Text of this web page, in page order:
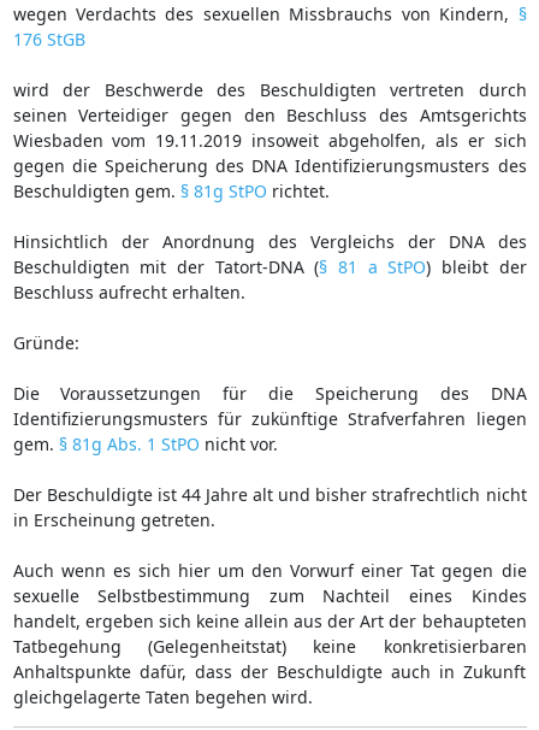
wegen Verdachts des sexuellen Missbrauchs von Kindern, §
176 StGB
wird der Beschwerde des Beschuldigten vertreten durch
seinen Verteidiger gegen den Beschluss des Amtsgerichts
Wiesbaden vom 19.11.2019 insoweit abgeholfen, als er sich
gegen die Speicherung des DNA Identifizierungsmusters des
Beschuldigten gem. § 81g StPO richtet.
Hinsichtlich der Anordnung des Vergleichs der DNA des
Beschuldigten mit der Tatort-DNA (§ 81 a StPO) bleibt der
Beschluss aufrecht erhalten.
Gründe:
Die Voraussetzungen für die Speicherung des DNA
Identifizierungsmusters für zukünftige Strafverfahren liegen
gem. § 81g Abs. 1 StPO nicht vor.
Der Beschuldigte ist 44 Jahre alt und bisher strafrechtlich nicht
in Erscheinung getreten.
Auch wenn es sich hier um den Vorwurf einer Tat gegen die
sexuelle Selbstbestimmung zum Nachteil eines Kindes
handelt, ergeben sich keine allein aus der Art der behaupteten
Tatbegehung (Gelegenheitstat) keine konkretisierbaren
Anhaltspunkte dafür, dass der Beschuldigte auch in Zukunft
gleichgelagerte Taten begehen wird.